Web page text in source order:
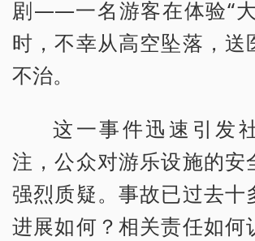
剧——一名游客在体验“大
时，不幸从高空坠落，送
不治。
这一事件迅速引发
注，公众对游乐设施的安
强烈质疑。事故已过去十
进展如何？相关责任如何